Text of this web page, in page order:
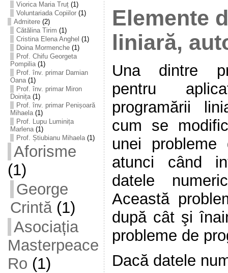
Viorica Maria Truț(1)
Voluntariada Copiilor(1)
Admitere(2)
Cătălina Tirim (1)
Cristina Elena Anghel (1)
Doina Mormenche(1)
Prof. Chifu Georgeta
Pompilia(1)
Prof. înv. primar Damian
Oana(1)
Prof. înv. primar Miron
Doinița(1)
Prof. înv. primar Penișoară
Mihaela(1)
Prof. Lupu Luminița
Marlena(1)
Prof. Știubianu Mihaela(1)
Aforisme
(1)
George
Crintă(1)
Asociația
Masterpeace
Ro (1)
Elemente
liniară,
Una dintre
pentru
programării
cum se
unei probleme
atunci când
datele
Această
după cât şi
probleme de
Dacă datele